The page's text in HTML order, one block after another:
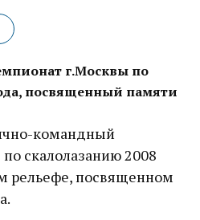
г.Москвы по
посвященный памяти
командный
скалолазанию 2008
рельефе, посвященном